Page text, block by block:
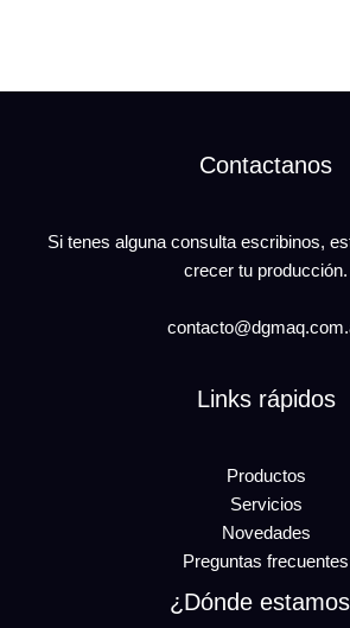
Contactanos
Si tenes alguna consulta escribinos,
crecer tu producción.
Links rápidos
Productos
Servicios
Novedades
Preguntas frecuentes
¿Dónde